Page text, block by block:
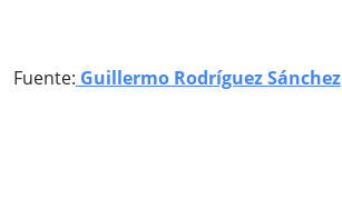
Fuente: Guillermo Rodríguez Sánchez